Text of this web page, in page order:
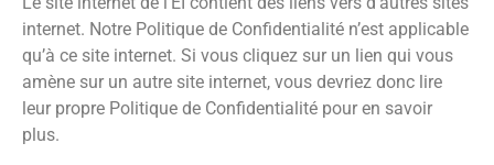
internet. Notre Politique de Confidentialité n’est applicable
qu’à ce site internet. Si vous cliquez sur un lien qui vous
amène sur un autre site internet, vous devriez donc lire
leur propre Politique de Confidentialité pour en savoir
plus.